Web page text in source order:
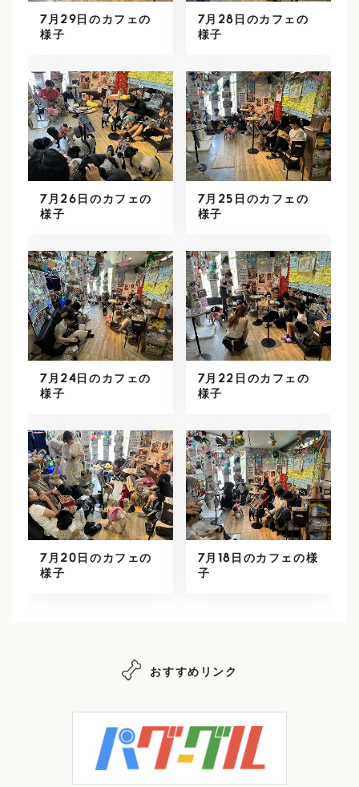
7月29日のカフェの
様子
7月28日のカフェの
様子
7月26日のカフェの
様子
7月25日のカフェの
様子
7月24日のカフェの
様子
7月22日のカフェの
様子
7月20日のカフェの
様子
7月18日のカフェの様
子
おすすめリンク